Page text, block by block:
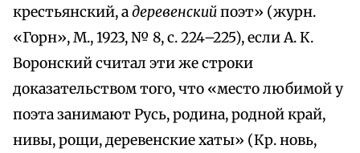
крестьянский, адеревенскийпоэт» (журн.
«Горн», М., 1923, № 8, с. 224–225), если А. К.
Воронский считал эти же строки
доказательством того, что «место любимой у
поэта занимают Русь, родина, родной край,
нивы, рощи, деревенские хаты» (Кр. новь,